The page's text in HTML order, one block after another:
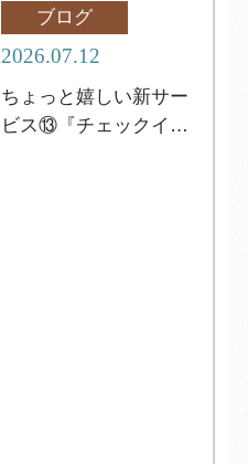
ブログ
2026.07.12
ちょっと嬉しい新サー
ビス⑬『チェックイン